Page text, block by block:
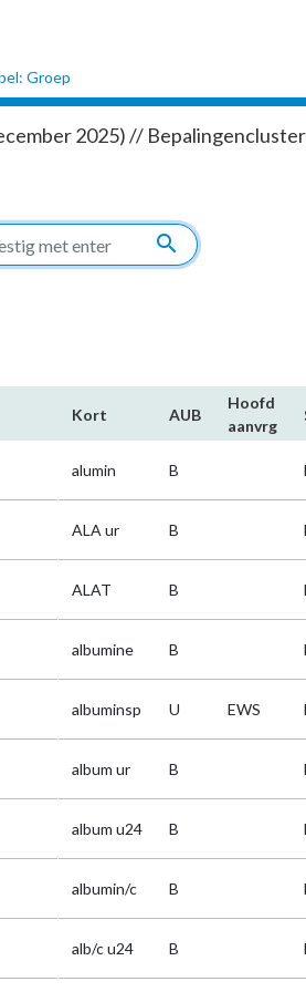
Groep
2025) //
search
Kort AUB
Hoofd​
aanvrg
alumin B
ALA ur B
ALAT B
albumine B
albuminsp U EWS
album ur B
album u24 B
albumin/c B
alb/c u24 B